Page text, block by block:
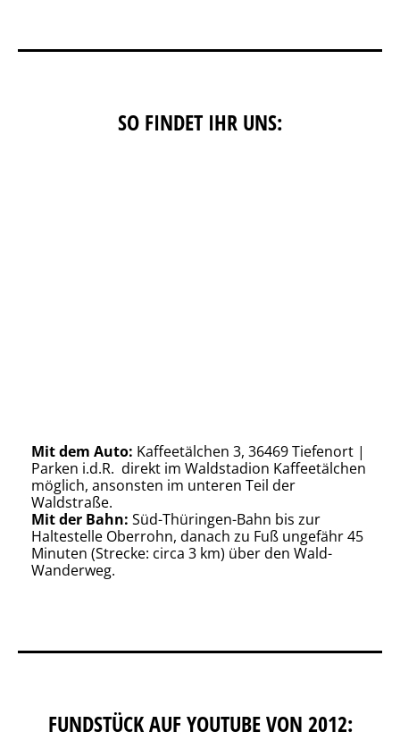
SO FINDET IHR UNS:
Mit dem Auto: Kaffeetälchen 3, 36469 Tiefenort |
Parken i.d.R. direkt im Waldstadion Kaffeetälchen
möglich, ansonsten im unteren Teil der
Waldstraße.
Mit der Bahn: Süd-Thüringen-Bahn bis zur
Haltestelle Oberrohn, danach zu Fuß ungefähr 45
Minuten (Strecke: circa 3 km) über den Wald-
Wanderweg.
FUNDSTÜCK AUF YOUTUBE VON 2012: